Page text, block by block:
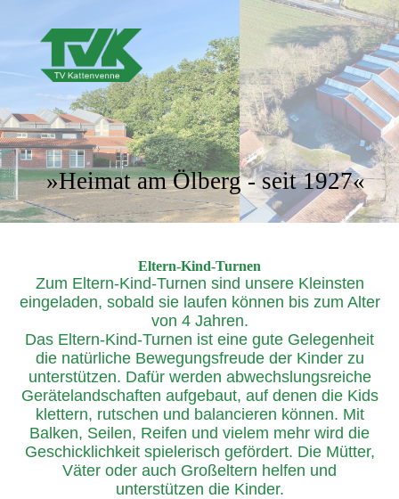
»Heimat am Ölberg - seit 1927«
Eltern-Kind-Turnen
Zum Eltern-Kind-Turnen sind unsere Kleinsten
eingeladen, sobald sie laufen können bis zum Alter
von 4 Jahren.
Das Eltern-Kind-Turnen ist eine gute Gelegenheit
die natürliche Bewegungsfreude der Kinder zu
unterstützen. Dafür werden abwechslungsreiche
Gerätelandschaften aufgebaut, auf denen die Kids
klettern, rutschen und balancieren können. Mit
Balken, Seilen, Reifen und vielem mehr wird die
Geschicklichkeit spielerisch gefördert. Die Mütter,
Väter oder auch Großeltern helfen und
unterstützen die Kinder.